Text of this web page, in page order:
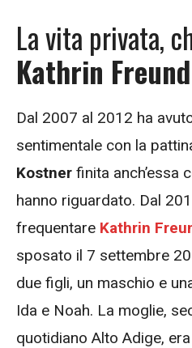
La vita privata,
Kathrin Freund
Dal 2007 al 2012 ha
sentimentale con la
Kostner finita anch’essa
hanno riguardato. Dal
frequentare Kathrin
sposato il 7 settembre
due figli, un maschio e
Ida e Noah. La moglie,
quotidiano Alto Adige,